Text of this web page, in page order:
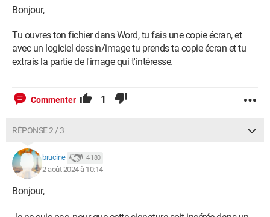
Bonjour,
Tu ouvres ton fichier dans Word, tu fais une copie écran, et
avec un logiciel dessin/image tu prends ta copie écran et tu
extrais la partie de l'image qui t'intéresse.
Commenter 1
RÉPONSE 2 / 3
brucine 4 180
2 août 2024 à 10:14
Bonjour,